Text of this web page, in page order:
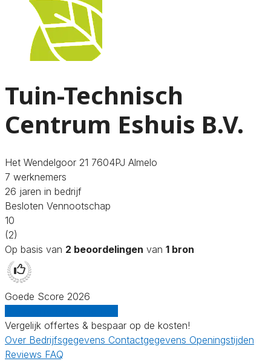
Tuin-Technisch
Centrum Eshuis B.V.
Het Wendelgoor 21 7604PJ Almelo
7 werknemers
26 jaren in bedrijf
Besloten Vennootschap
10
(2)
Op basis van 2 beoordelingen van 1 bron
Goede Score 2026
Vergelijk offertes & bespaar op de kosten!
Over Bedrijfsgegevens Contactgegevens Openingstijden
Reviews FAQ